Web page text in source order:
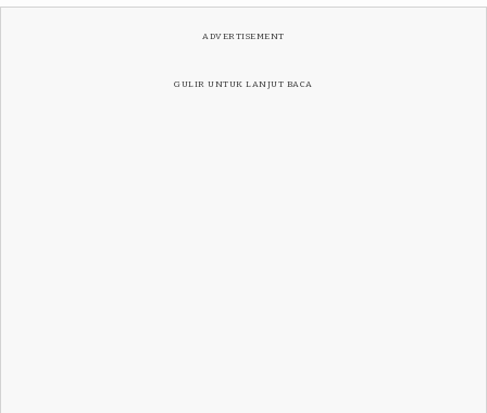
ADVERTISEMENT
GULIR UNTUK LANJUT BACA